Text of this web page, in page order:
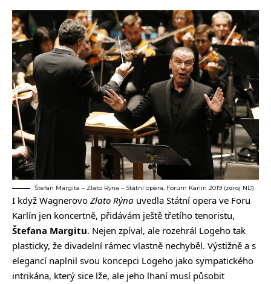
Štefan Margita – Zlato Rýna – Státní opera, Forum Karlín 2019 (zdroj ND)
I když Wagnerovo Zlato Rýna uvedla Státní opera ve Foru
Karlín jen koncertně, přidávám ještě třetího tenoristu,
Štefana Margitu. Nejen zpíval, ale rozehrál Logeho tak
plasticky, že divadelní rámec vlastně nechyběl. Výstižně a s
elegancí naplnil svou koncepci Logeho jako sympatického
intrikána, který sice lže, ale jeho lhaní musí působit